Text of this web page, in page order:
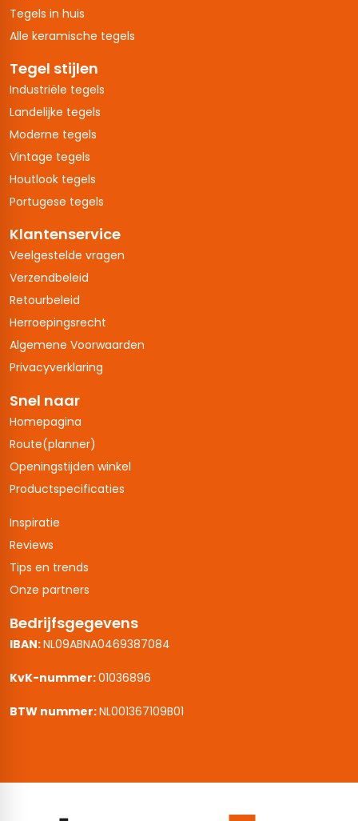
Tegels in huis
Alle keramische tegels
Tegel stijlen
Industriële tegels
Landelijke tegels
Moderne tegels
Vintage tegels
Houtlook tegels
Portugese tegels
Klantenservice
Veelgestelde vragen
Verzendbeleid
Retourbeleid
Herroepingsrecht
Algemene Voorwaarden
Privacyverklaring
Snel naar
Homepagina
Route(planner)
Openingstijden winkel
Productspecificaties
Inspiratie
Reviews
Tips en trends
Onze partners
Bedrijfsgegevens
IBAN:NL09ABNA0469387084
KvK-nummer:01036896
BTW nummer:NL001367109B01